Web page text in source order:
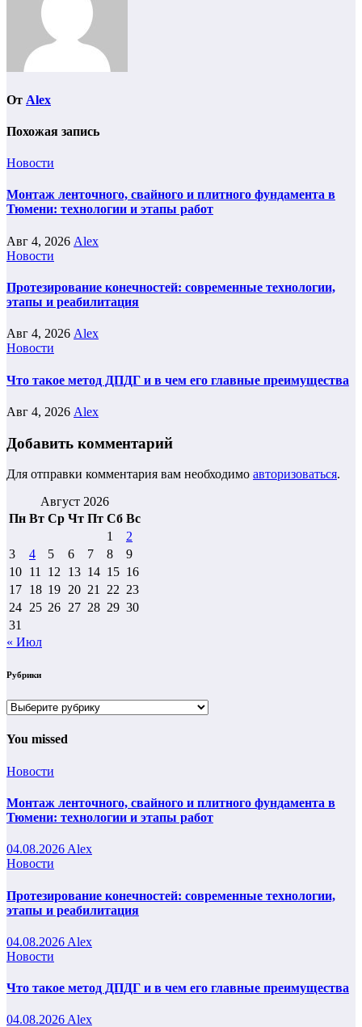
От Alex
Похожая запись
Новости
Монтаж ленточного, свайного и плитного фундамента в
Тюмени: технологии и этапы работ
Авг 4, 2026 Alex
Новости
Протезирование конечностей: современные технологии,
этапы и реабилитация
Авг 4, 2026 Alex
Новости
Что такое метод ДПДГ и в чем его главные преимущества
Авг 4, 2026 Alex
Добавить комментарий
Для отправки комментария вам необходимо авторизоваться.
Август 2026
Пн Вт Ср Чт Пт Сб Вс
1
2
3
4 5 6 7 8
9
10 11 12 13 14 15 16
17 18 19 20 21 22 23
24 25 26 27 28 29 30
31
« Июл
Рубрики
Рубрики
You missed
Новости
Монтаж ленточного, свайного и плитного фундамента в
Тюмени: технологии и этапы работ
04.08.2026 Alex
Новости
Протезирование конечностей: современные технологии,
этапы и реабилитация
04.08.2026 Alex
Новости
Что такое метод ДПДГ и в чем его главные преимущества
04.08.2026 Alex